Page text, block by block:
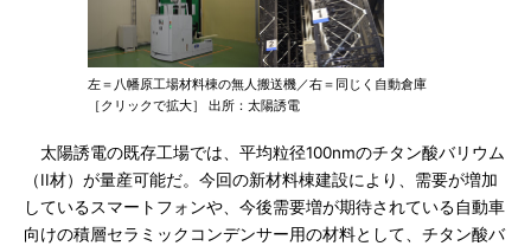
左＝八幡原工場材料棟の無人搬送機／右＝同じく自動倉庫
［クリックで拡大］ 出所：太陽誘電
太陽誘電の既存工場では、平均粒径100nmのチタン酸バリウム
（II材）が量産可能だ。今回の新材料棟建設により、需要が増加
しているスマートフォンや、今後需要増が期待されている自動車
向けの積層セラミックコンデンサー用の材料として、チタン酸バ